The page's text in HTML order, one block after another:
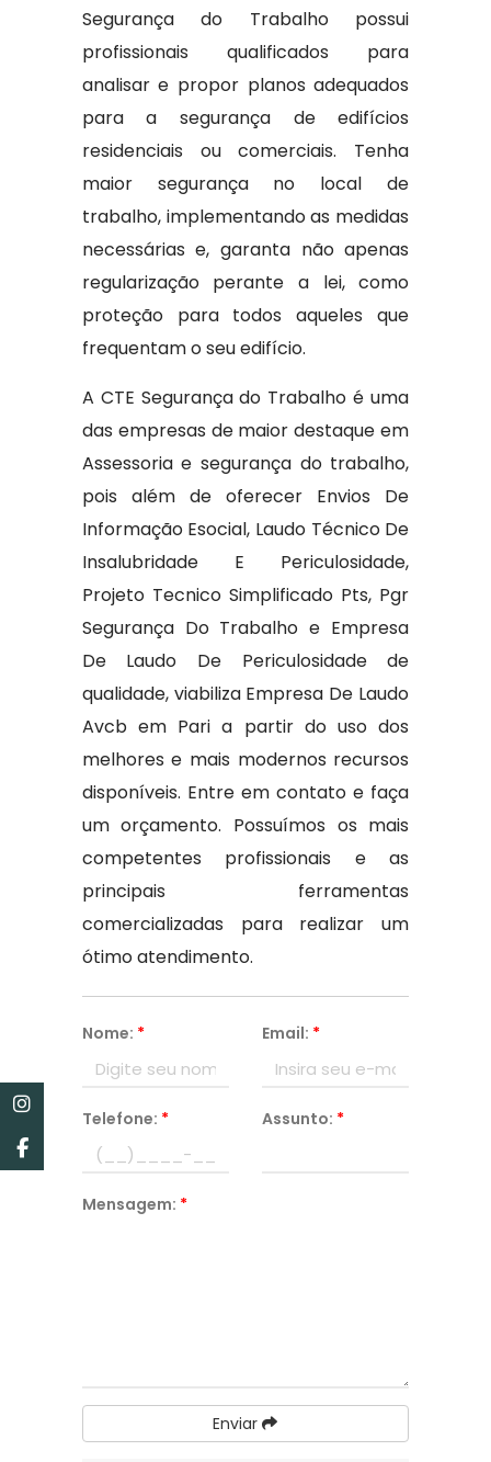
Segurança do Trabalho possui
profissionais qualificados para
analisar e propor planos adequados
para a segurança de edifícios
residenciais ou comerciais. Tenha
maior segurança no local de
trabalho, implementando as medidas
necessárias e, garanta não apenas
regularização perante a lei, como
proteção para todos aqueles que
frequentam o seu edifício.
A CTE Segurança do Trabalho é uma
das empresas de maior destaque em
Assessoria e segurança do trabalho,
pois além de oferecer Envios De
Informação Esocial, Laudo Técnico De
Insalubridade E Periculosidade,
Projeto Tecnico Simplificado Pts, Pgr
Segurança Do Trabalho e Empresa
De Laudo De Periculosidade de
qualidade, viabiliza Empresa De Laudo
Avcb em Pari a partir do uso dos
melhores e mais modernos recursos
disponíveis. Entre em contato e faça
um orçamento. Possuímos os mais
competentes profissionais e as
principais ferramentas
comercializadas para realizar um
ótimo atendimento.
Nome: * Email: *
Telefone: * Assunto: *
Mensagem: *
Enviar